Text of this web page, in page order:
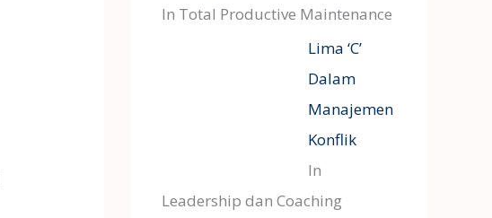
In Total Productive Maintenance
Lima ‘C’
Dalam
Manajemen
Konflik
In
Leadership dan Coaching